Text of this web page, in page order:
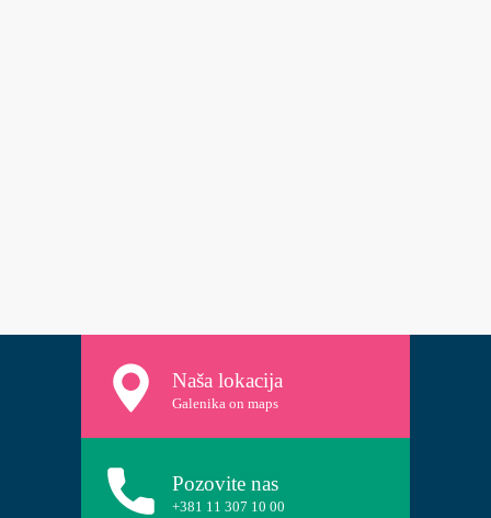
Naša lokacija
Galenika on maps
Pozovite nas
+381 11 307 10 00